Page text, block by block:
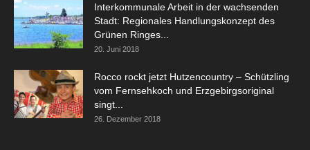
Interkommunale Arbeit in der wachsenden
Stadt: Regionales Handlungskonzept des
Grünen Ringes...
20. Juni 2018
Rocco rockt jetzt Hutzencountry – Schützling
vom Fernsehkoch und Erzgebirgsoriginal
singt...
26. Dezember 2018